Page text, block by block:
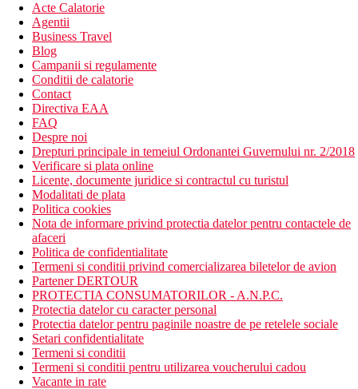
Acte Calatorie
Agentii
Business Travel
Blog
Campanii si regulamente
Conditii de calatorie
Contact
Directiva EAA
FAQ
Despre noi
Drepturi principale in temeiul Ordonantei Guvernului nr. 2/2018
Verificare si plata online
Licente, documente juridice si contractul cu turistul
Modalitati de plata
Politica cookies
Nota de informare privind protectia datelor pentru contactele de
afaceri
Politica de confidentialitate
Termeni si conditii privind comercializarea biletelor de avion
Partener DERTOUR
PROTECTIA CONSUMATORILOR - A.N.P.C.
Protectia datelor cu caracter personal
Protectia datelor pentru paginile noastre de pe retelele sociale
Setari confidentialitate
Termeni si conditii
Termeni si conditii pentru utilizarea voucherului cadou
Vacante in rate